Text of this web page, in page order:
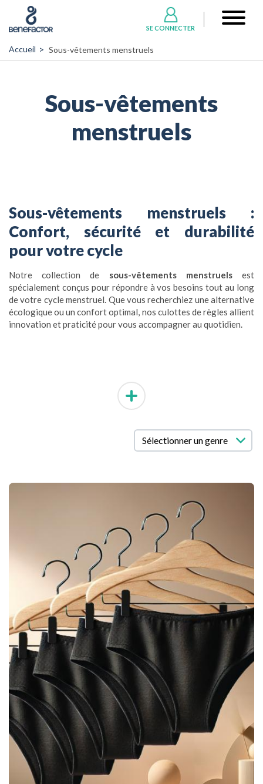
contenu
principal
account
SE CONNECTER
Accueil Sous-vêtements menstruels
Sous-vêtements
menstruels
Sous-vêtements menstruels :
Confort, sécurité et durabilité
pour votre cycle
Notre collection de sous-vêtements menstruelsest
spécialement conçus pour répondre à vos besoins tout au long
de votre cycle menstruel. Que vous recherchiez une alternative
écologique ou un confort optimal, nos culottes de règles allient
innovation et praticité pour vous accompagner au quotidien.